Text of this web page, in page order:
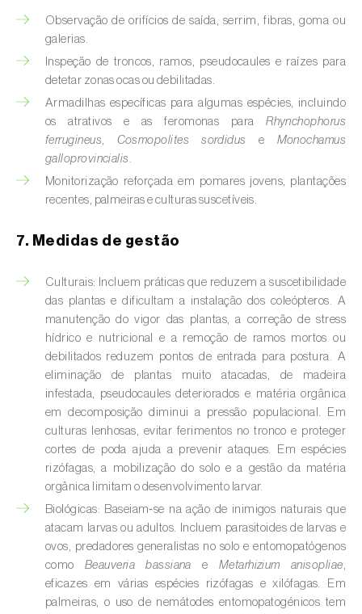
Cobrilha-da-cortiça ( Coroebus undatus )
Cochonilha-algodão-da-vinha (Planococcus
ficus)
Cochonilha-da-amoreira (Pseudaulacaspis
pentagona)
Cochonilha-de-cauda-comprida
Pseudococcus longispinus)
comstocki)
Cochonilha-de-São-José (Quadraspidiotus
(= Diaspidiotus) perniciosus)
Cochonilha-dos-citrinos (Planococcus citri)
Cochonilha-obscura ( Pseudococcus viburni)
Cochonilha-vermelha-dos-citrinos
Aonidiella aurantii)
Cochonilhas
Coleópteros de grandes dimensões
Coleópteros de pequenas dimensões
Drosófila-da-asa-manchada (Drosophila
suzukii)
Observação de orifícios de saída, serrim, fibras, goma ou
galerias.
Inspeção de troncos, ramos, pseudocaules e raízes para
detetar zonas ocas ou debilitadas.
Armadilhas específicas para algumas espécies, incluindo
os atrativos e as feromonas paraRhynchophorus
ferrugineus, Cosmopolites sordidus e Monochamus
galloprovincialis .
Monitorização reforçada em pomares jovens, plantações
recentes, palmeiras e culturas suscetíveis.
7. Medidas de gestão
Culturais: Incluem práticas que reduzem a suscetibilidade
das plantas e dificultam a instalação dos coleópteros. A
manutenção do vigor das plantas, a correção de stress
hídrico e nutricional e a remoção de ramos mortos ou
debilitados reduzem pontos de entrada para postura. A
eliminação de plantas muito atacadas, de madeira
infestada, pseudocaules deteriorados e matéria orgânica
em decomposição diminui a pressão populacional. Em
culturas lenhosas, evitar ferimentos no tronco e proteger
cortes de poda ajuda a prevenir ataques. Em espécies
rizófagas, a mobilização do solo e a gestão da matéria
orgânica limitam o desenvolvimento larvar.
Biológicas: Baseiam‑se na ação de inimigos naturais que
atacam larvas ou adultos. Incluem parasitoides de larvas e
ovos, predadores generalistas no solo e entomopatógenos
comoBeauveria bassiana e Metarhizium anisopliae,
eficazes em várias espécies rizófagas e xilófagas. Em
palmeiras, o uso de nemátodes entomopatogénicos tem